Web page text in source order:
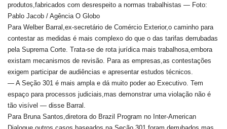
produtos,fabricados com desrespeito a normas trabalhistas — Foto:
Pablo Jacob / Agência O Globo
Para Welber Barral,ex-secretário de Comércio Exterior,o caminho para
contestar as medidas é mais complexo do que o das tarifas derrubadas
pela Suprema Corte. Trata-se de rota jurídica mais trabalhosa,embora
existam mecanismos de revisão. Para as empresas,as contestações
exigem participar de audiências e apresentar estudos técnicos.
— A Seção 301 é mais ampla e dá muito poder ao Executivo. Tem
espaço para processos judiciais,mas demonstrar uma violação não é
tão visível — disse Barral.
Para Bruna Santos,diretora do Brazil Program no Inter-American